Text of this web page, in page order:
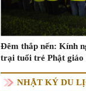
Đêm thắp nến: Kính
trại tuổi trẻ Phật giáo
NHẬT KÝ DU